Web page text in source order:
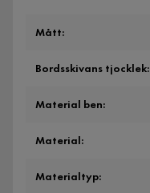
Mått:
Bordsskivans tjocklek:
Material ben:
Material:
Materialtyp: